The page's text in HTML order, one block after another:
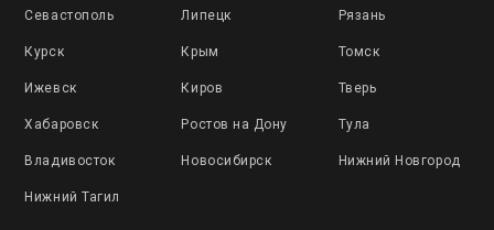
Севастополь Липецк Рязань
Курск Крым Томск
Ижевск Киров Тверь
Хабаровск Ростов на Дону Тула
Владивосток Новосибирск Нижний Новгород
Нижний Тагил